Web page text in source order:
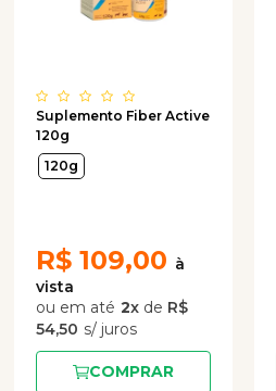
Suplemento Fiber Active
120g
120g
R$ 109,00
2x de R$
54,50
COMPRAR